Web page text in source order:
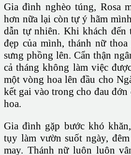
Gia đình nghèo túng, Rosa
hơn nữa lại còn tự ý hãm
dẫn tự nhiên. Khi khách đến
đẹp của mình, thánh nữ
sưng phồng lên. Cẩn thận
cả tháng không làm việc
một vòng hoa lên đầu cho
kết gai vào trong cho đau đớn
hoa.
Gia đình gặp bước khó
tụy làm vườn suốt ngày,
may. Thánh nữ luôn luôn